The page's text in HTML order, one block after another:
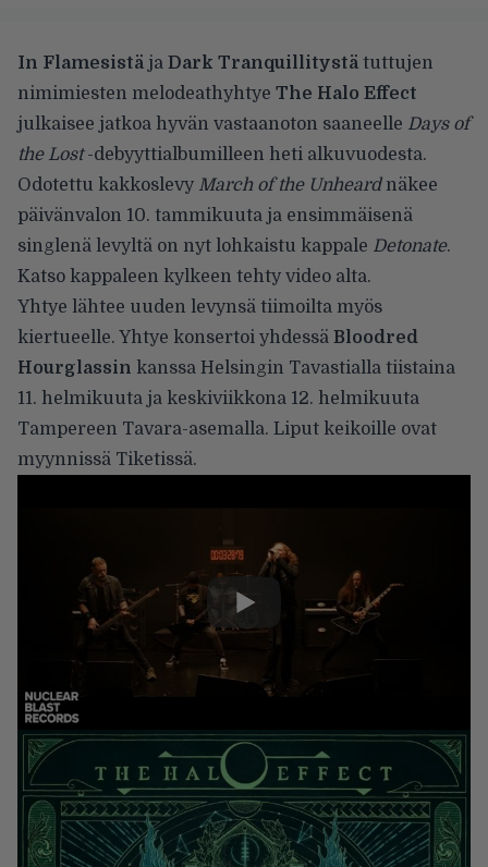
In Flamesistä ja Dark Tranquillitystä tuttujen
nimimiesten melodeathyhtye The Halo Effect
julkaisee jatkoa hyvän vastaanoton saaneelle Days of
the Lost-debyyttialbumilleen heti alkuvuodesta.
Odotettu kakkoslevy March of the Unheardnäkee
päivänvalon 10. tammikuuta ja ensimmäisenä
singlenä levyltä on nyt lohkaistu kappale Detonate.
Katso kappaleen kylkeen tehty video alta.
Yhtye lähtee uuden levynsä tiimoilta myös
kiertueelle. Yhtye konsertoi yhdessä Bloodred
Hourglassin kanssa Helsingin Tavastialla tiistaina
11. helmikuuta ja keskiviikkona 12. helmikuuta
Tampereen Tavara-asemalla. Liput keikoille ovat
myynnissä Tiketissä.